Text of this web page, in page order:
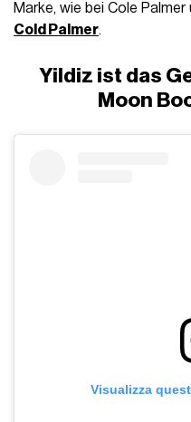
Marke, wie bei Cole
Cold Palmer.
Yildiz ist das
Moon
Visualizza